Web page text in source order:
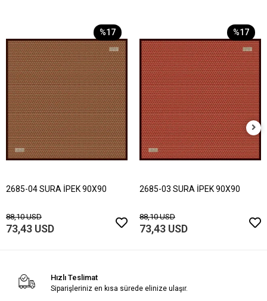
%17
2685-04 SURA İPEK 90X90
88,10 USD
73,43 USD
%17
2685-03 SURA İPEK 90X90
88,10 USD
73,43 USD
Hızlı Teslimat
Siparişleriniz en kısa sürede elinize ulaşır.